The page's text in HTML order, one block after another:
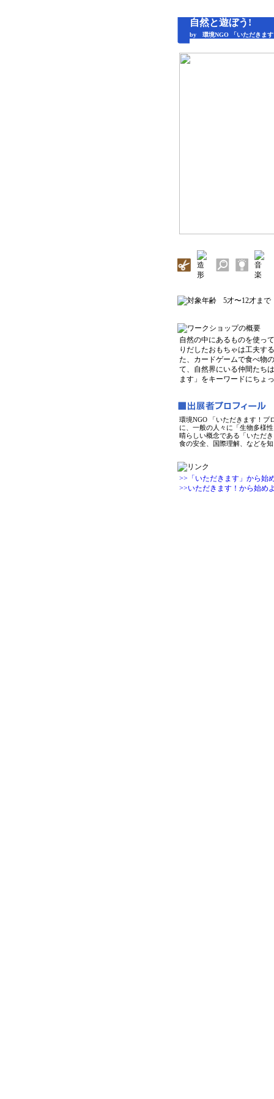
自然と遊ぼう!
by 環境NGO 「いただきます
5才〜12才まで
自然の中にあるものを使っ
りだしたおもちゃは工夫す
た、カードゲームで食べ物
て、自然界にいる仲間たち
ます」をキーワードにちょ
環境NGO 「いただきます！プ
に、一般の人々に「生物多様
晴らしい概念である「いただ
食の安全、国際理解、などを
>>「いただきます」から始
>>いただきます！から始め